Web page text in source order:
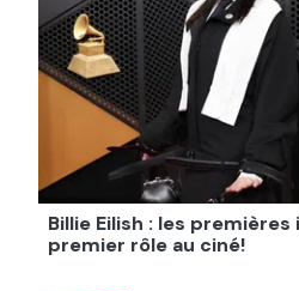
Billie Eilish : les premières
premier rôle au ciné!